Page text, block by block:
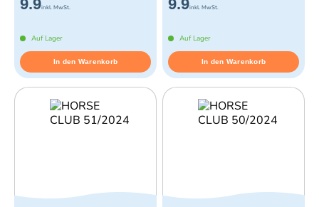
9.9inkl. MwSt.
Auf Lager
In den Warenkorb
9.9inkl. MwSt.
Auf Lager
In den Warenkorb